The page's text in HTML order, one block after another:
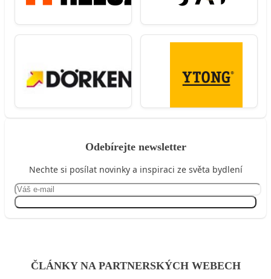
Odebírejte newsletter
Nechte si posílat novinky a inspiraci ze světa bydlení
ČLÁNKY NA PARTNERSKÝCH WEBECH